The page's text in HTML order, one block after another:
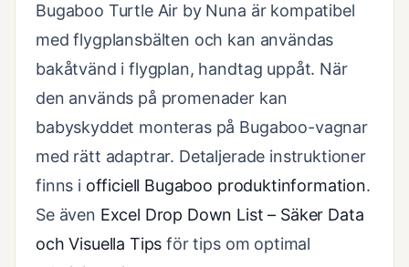
Bugaboo Turtle Air by Nuna är kompatibel
med flygplansbälten och kan användas
bakåtvänd i flygplan, handtag uppåt. När
den används på promenader kan
babyskyddet monteras på Bugaboo-vagnar
med rätt adaptrar. Detaljerade instruktioner
finns i officiell Bugaboo produktinformation.
Se även Excel Drop Down List – Säker Data
och Visuella Tips för tips om optimal